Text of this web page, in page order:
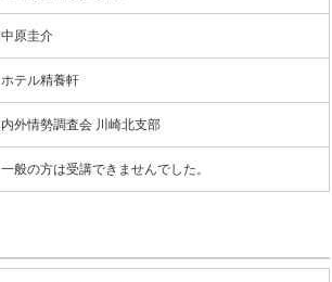
中原圭介
ホテル精養軒
内外情勢調査会 川崎北支部
一般の方は受講できませんでした。